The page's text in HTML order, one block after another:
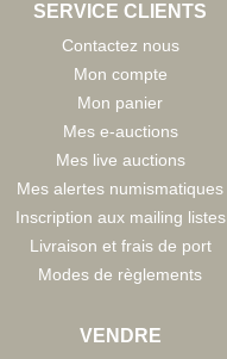
SERVICE CLIENTS
Contactez nous
Mon compte
Mon panier
Mes e-auctions
Mes live auctions
Mes alertes numismatiques
Inscription aux mailing listes
Livraison et frais de port
Modes de règlements
VENDRE